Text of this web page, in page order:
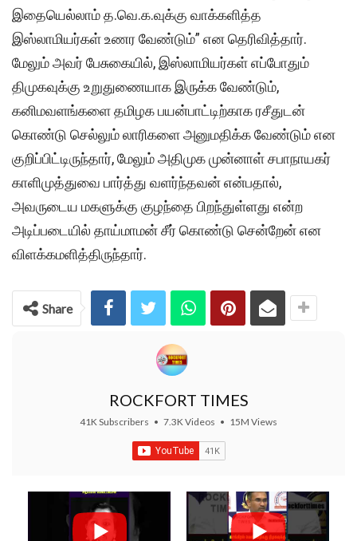
இதையெல்லாம் த.வெ.க.வுக்கு வாக்களித்த
இஸ்லாமியர்கள் உணர வேண்டும்” என தெரிவித்தார்.
மேலும் அவர் பேசுகையில், இஸ்லாமியர்கள் எப்போதும்
திமுகவுக்கு உறுதுணையாக இருக்க வேண்டும்,
கனிமவளங்களை தமிழக பயன்பாட்டிற்காக ரசீதுடன்
கொண்டு செல்லும் லாரிகளை அனுமதிக்க வேண்டும் என
குறிப்பிட்டிருந்தார், மேலும் அதிமுக முன்னாள் சபாநாயகர்
காளிமுத்துவை பார்த்து வளர்ந்தவன் என்பதால்,
அவருடைய மகளுக்கு குழந்தை பிறந்துள்ளது என்ற
அடிப்படையில் தாய்மாமன் சீர் கொண்டு சென்றேன் என
விளக்கமளித்திருந்தார்.
Share
ROCKFORT TIMES
41K Subscribers • 7.3K Videos • 15M Views